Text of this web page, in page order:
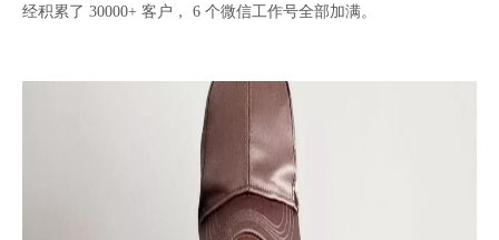
经积累了 30000+ 客户， 6 个微信工作号全部加满。